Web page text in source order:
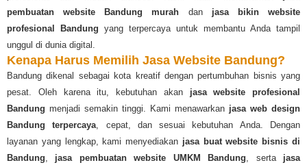
pembuatan website Bandung murah dan jasa bikin website
profesional Bandung yang terpercaya untuk membantu Anda tampil
unggul di dunia digital.
Kenapa Harus Memilih Jasa Website Bandung?
Bandung dikenal sebagai kota kreatif dengan pertumbuhan bisnis yang
pesat. Oleh karena itu, kebutuhan akan jasa website profesional
Bandung menjadi semakin tinggi. Kami menawarkan jasa web design
Bandung terpercaya, cepat, dan sesuai kebutuhan Anda. Dengan
layanan yang lengkap, kami menyediakan jasa buat website bisnis di
Bandung, jasa pembuatan website UMKM Bandung, serta jasa